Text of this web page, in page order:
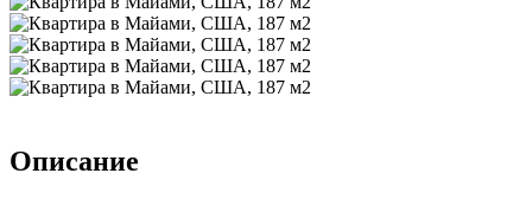
Описание